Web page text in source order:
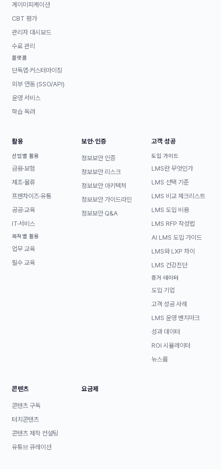
게이미피케이션
CBT 평가
관리자 대시보드
수료 관리
플랫폼
단독앱·커스터마이징
외부 연동 (SSO/API)
운영 서비스
학습 독려
활용
산업별 활용
금융·보험
제조·물류
프랜차이즈·유통
공공·교육
IT·서비스
목적별 활용
업무 교육
필수 교육
보안·인증
정보보안 인증
정보보안 리스크
정보보안 아키텍처
정보보안 가이드라인
정보보안 Q&A
고객 성공
도입 가이드
LMS란 무엇인가
LMS 선택 기준
LMS 비교 체크리스트
LMS 도입 비용
LMS RFP 작성법
AI LMS 도입 가이드
LMS와 LXP 차이
LMS 건강진단
증거·데이터
도입 기업
고객 성공 사례
LMS 운영 벤치마크
성과 데이터
ROI 시뮬레이터
뉴스룸
콘텐츠
콘텐츠 구독
터치콘텐츠
콘텐츠 제작 컨설팅
유튜브 큐레이션
요금제